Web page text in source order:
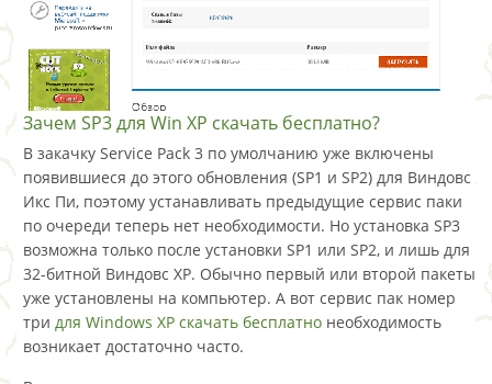
Зачем SP3 для Win XP скачать бесплатно?
В закачку Service Pack 3 по умолчанию уже включены
появившиеся до этого обновления (SP1 и SP2) для Виндовс
Икс Пи, поэтому устанавливать предыдущие сервис паки
по очереди теперь нет необходимости. Но установка SP3
возможна только после установки SP1 или SP2, и лишь для
32-битной Виндовс XP. Обычно первый или второй пакеты
уже установлены на компьютер. А вот сервис пак номер
три для Windows XP скачать бесплатно необходимость
возникает достаточно часто.